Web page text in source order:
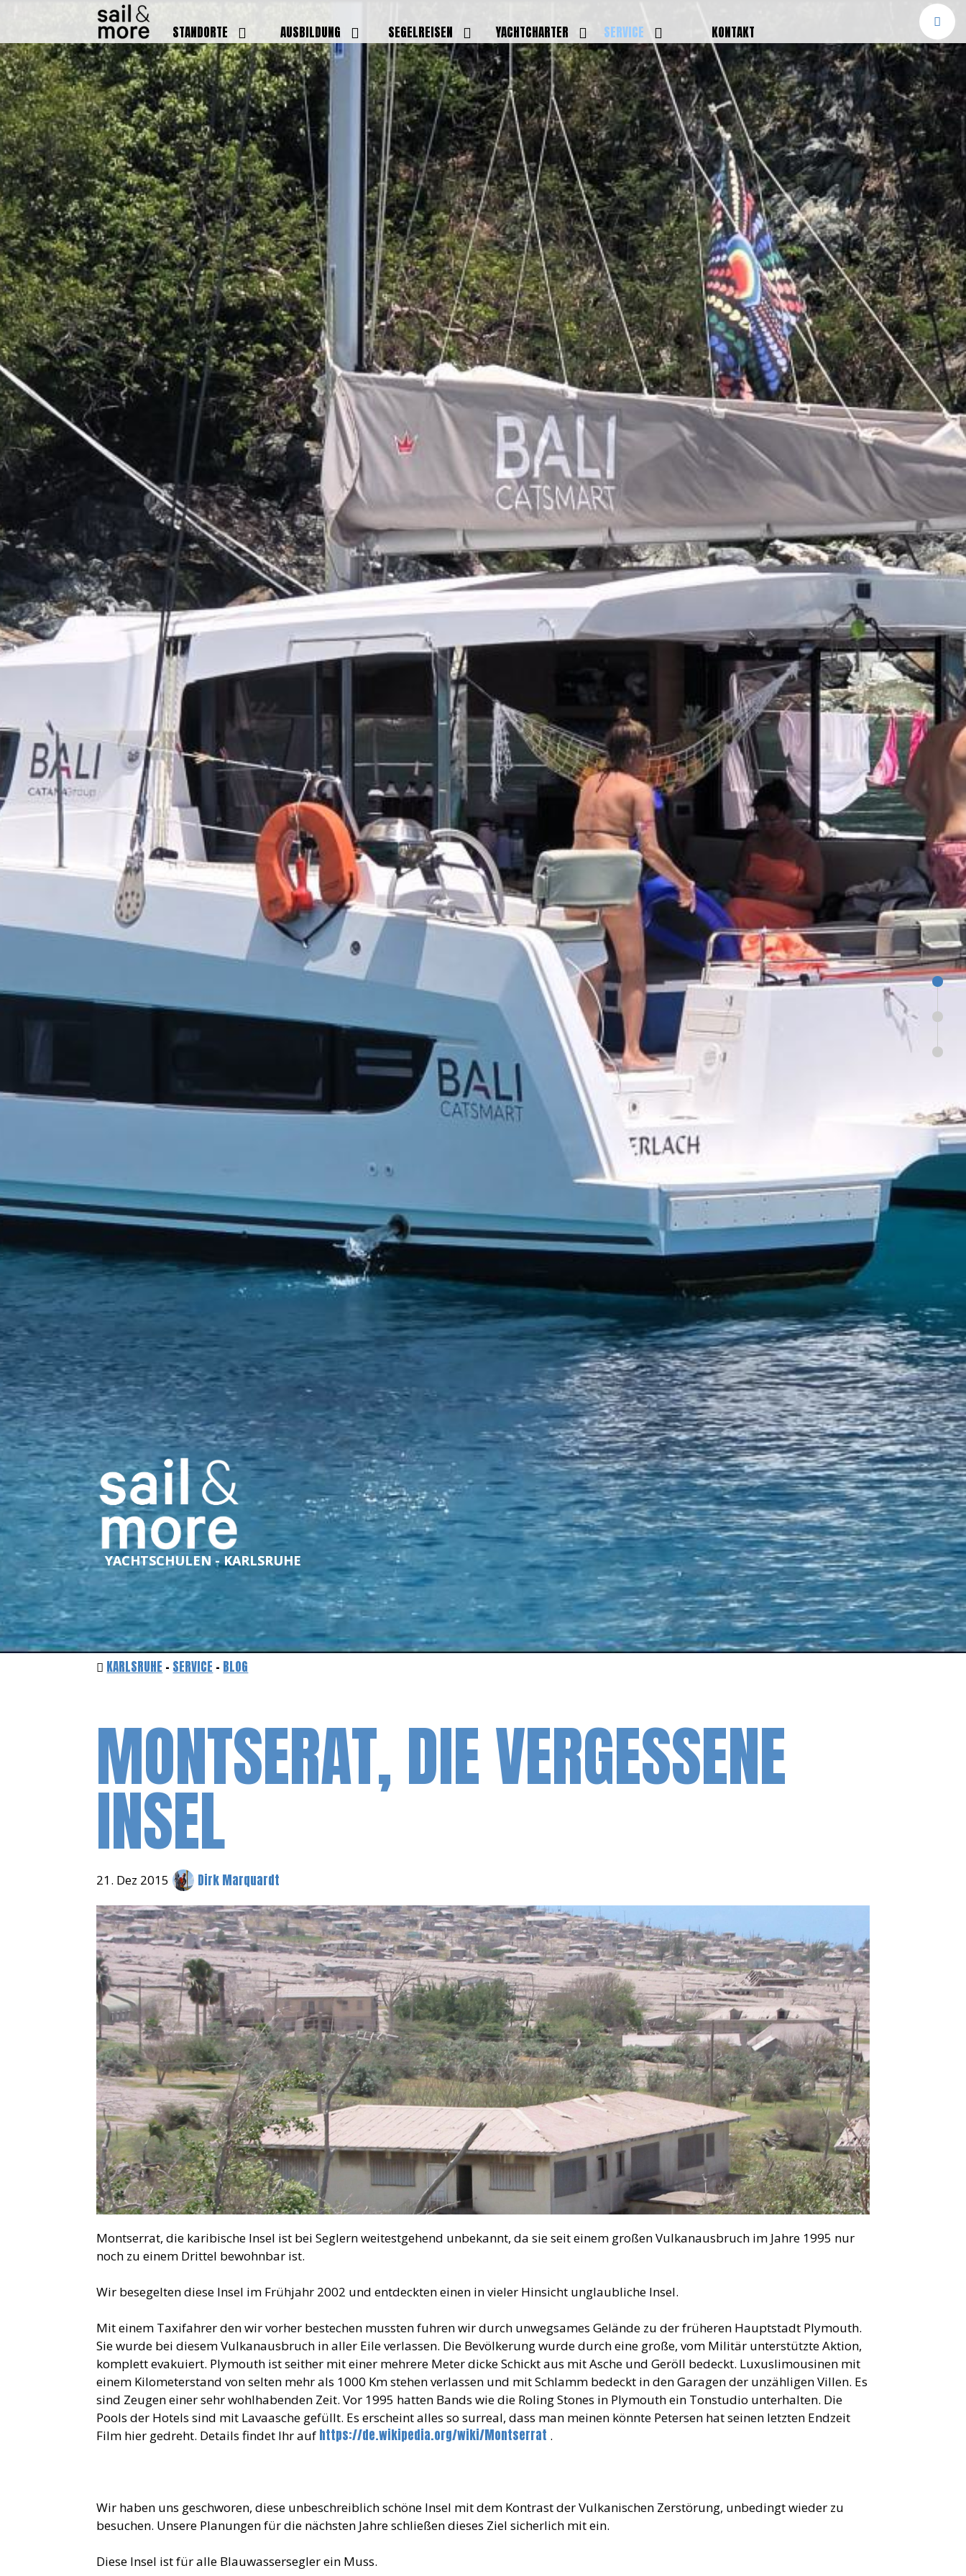
STANDORTE
DEUTSCHLAND
BADEN BADEN
BRUCHSAL
GRIESHEIM /
DARMSTADT
HAMBURG
HEIDELBERG
KARLSRUHE
KÖLN
PFORZHEIM
RHEINSTETTEN
SWR BADEN BADEN
STUTTGART
AUSBILDUNG
BOOTSFÜHRERSCHEINE
FUNKSCHEINE
SEENOTSIGNALMITTEL
WEITERBILDUNG
AUSBILDUNGSBOOTE
PREISE
KURSTERMINE
PRÜFUNGSTERMINE
ONLINEKURS
FAQ
SEGELREISEN
AKTUELLE REISEN
BILDER REISEN
SKIPPER
FAQ
YACHTCHARTER
EIGENE YACHTEN
BELEGUNGSPLAN EIGENE
YACHTEN
WELTWEITE
YACHTCHARTER
REVIERINFOS
FAQ
SERVICE
LEISTUNGEN
TEAM
VIDEOS
NEWSLETTER
BLOG
ERFOLGSMELDUNGEN
KONTAKT
YACHTSCHULEN - KARLSRUHE
KARLSRUHE - SERVICE - BLOG
MONTSERAT, DIE VERGESSENE
INSEL
21. Dez 2015 Dirk Marquardt
Montserrat, die karibische Insel ist bei Seglern weitestgehend unbekannt, da sie seit einem großen Vulkanausbruch im Jahre 1995 nur
noch zu einem Drittel bewohnbar ist.
Wir besegelten diese Insel im Frühjahr 2002 und entdeckten einen in vieler Hinsicht unglaubliche Insel.
Mit einem Taxifahrer den wir vorher bestechen mussten fuhren wir durch unwegsames Gelände zu der früheren Hauptstadt Plymouth.
Sie wurde bei diesem Vulkanausbruch in aller Eile verlassen. Die Bevölkerung wurde durch eine große, vom Militär unterstützte Aktion,
komplett evakuiert. Plymouth ist seither mit einer mehrere Meter dicke Schickt aus mit Asche und Geröll bedeckt. Luxuslimousinen mit
einem Kilometerstand von selten mehr als 1000 Km stehen verlassen und mit Schlamm bedeckt in den Garagen der unzähligen Villen. Es
sind Zeugen einer sehr wohlhabenden Zeit. Vor 1995 hatten Bands wie die Roling Stones in Plymouth ein Tonstudio unterhalten. Die
Pools der Hotels sind mit Lavaasche gefüllt. Es erscheint alles so surreal, dass man meinen könnte Petersen hat seinen letzten Endzeit
Film hier gedreht. Details findet Ihr auf https://de.wikipedia.org/wiki/Montserrat .
Wir haben uns geschworen, diese unbeschreiblich schöne Insel mit dem Kontrast der Vulkanischen Zerstörung, unbedingt wieder zu
besuchen. Unsere Planungen für die nächsten Jahre schließen dieses Ziel sicherlich mit ein.
Diese Insel ist für alle Blauwassersegler ein Muss.